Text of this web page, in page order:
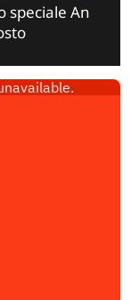
speciale An